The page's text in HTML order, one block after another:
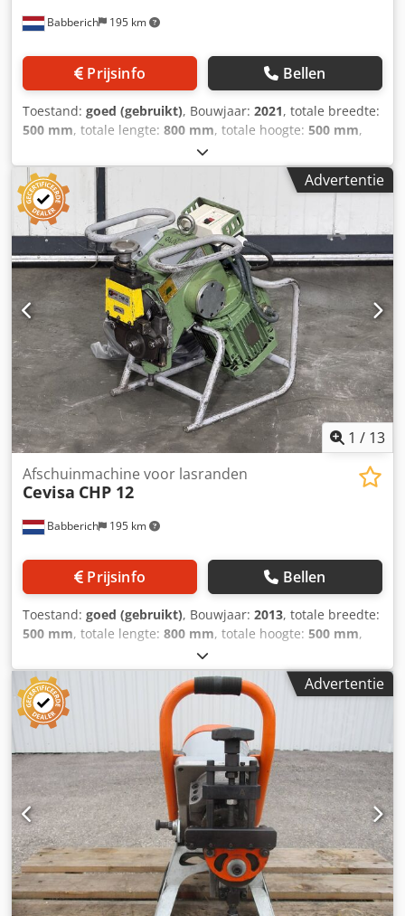
Babberich 195 km
Prijsinfo Bellen
Toestand: goed (gebruikt), Bouwjaar: 2021, totale breedte:
500 mm, totale lengte: 800 mm, totale hoogte: 500 mm,
, plaatdikte (max.):
werksnelheid:2.600 mm/s, Snijmachine CEVISA - CHP-12
Chedpfxjzcng Ao Abgoa
Advertentie
1 / 13
Babberich 195 km
Afschuinmachine voor lasranden
Cevisa CHP 12
Prijsinfo Bellen
Toestand: goed (gebruikt), Bouwjaar: 2013, totale breedte:
500 mm, totale lengte: 800 mm, totale hoogte: 500 mm,
, plaatdikte (max.):
ingangsspanning:3.000 V, werksnelheid:2.600 mm/s,
CEVISA - CHP 12 Chjdpfx Aezcngcobgoa
Advertentie